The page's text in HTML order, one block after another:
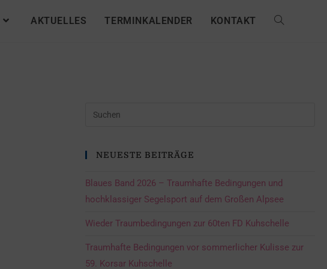
AKTUELLES TERMINKALENDER KONTAKT
NEUESTE BEITRÄGE
Blaues Band 2026 – Traumhafte Bedingungen und
hochklassiger Segelsport auf dem Großen Alpsee
Wieder Traumbedingungen zur 60ten FD Kuhschelle
Traumhafte Bedingungen vor sommerlicher Kulisse zur
59. Korsar Kuhschelle